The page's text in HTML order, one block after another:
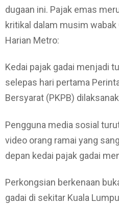
dugaan ini. Pajak emas
kritikal dalam musim wabak
Harian Metro:
Kedai pajak gadai menjadi
selepas hari pertama
Bersyarat (PKPB)
Pengguna media sosial
video orang ramai yang
depan kedai pajak gadai
Perkongsian berkenaan
gadai di sekitar Kuala